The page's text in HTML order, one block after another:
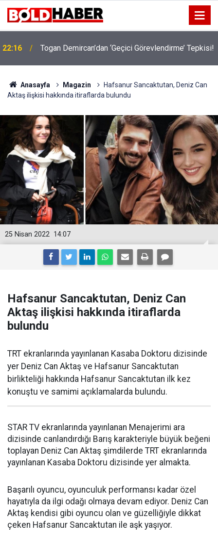
Togan Demircan’dan ‘Geçici Görevlendirme’ Tepkisi!
19:32 Sıcak Havalarda Ödem Şikayetini Hafife Almayın!
Anasayfa Magazin
Hafsanur Sancaktutan, Deniz Can
Aktaş ilişkisi hakkında itiraflarda bulundu
14:07
25 Nisan 2022
Hafsanur Sancaktutan, Deniz Can
Aktaş ilişkisi hakkında itiraflarda
bulundu
TRT ekranlarında yayınlanan Kasaba Doktoru dizisinde
yer Deniz Can Aktaş ve Hafsanur Sancaktutan
birlikteliği hakkında Hafsanur Sancaktutan ilk kez
konuştu ve samimi açıklamalarda bulundu.
STAR TV ekranlarında yayınlanan Menajerimi ara
dizisinde canlandırdığı Barış karakteriyle büyük beğeni
toplayan Deniz Can Aktaş şimdilerde TRT ekranlarında
yayınlanan Kasaba Doktoru dizisinde yer almakta.
Başarılı oyuncu, oyunculuk performansı kadar özel
hayatıyla da ilgi odağı olmaya devam ediyor. Deniz Can
Aktaş kendisi gibi oyuncu olan ve güzelliğiyle dikkat
çeken Hafsanur Sancaktutan ile aşk yaşıyor.